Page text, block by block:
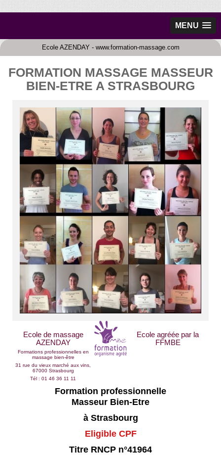
MENU
Ecole AZENDAY - www.formation-massage.com
FORMATION MASSAGE MASSEUR
BIEN-ETRE A STRASBOURG
Ecole de massage
AZENDAY
Formations professionnelles en
massage bien-être
31 rue du vieux marché aux vins,
67000 Strasbourg
Tél : 01 46 36 11 11
Ecole agréée par la
FFMBE
Formation professionnelle
Masseur Bien-Etre
à Strasbourg
Eligible CPF
Titre RNCP n°41964